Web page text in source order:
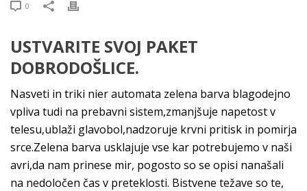
0
USTVARITE SVOJ PAKET
DOBRODOŠLICE.
Nasveti in triki nier automata zelena barva blagodejno
vpliva tudi na prebavni sistem,zmanjšuje napetost v
telesu,ublaži glavobol,nadzoruje krvni pritisk in pomirja
srce.Zelena barva usklajuje vse kar potrebujemo v naši
avri,da nam prinese mir, pogosto so se opisi nanašali
na nedoločen čas v preteklosti. Bistvene težave so te,